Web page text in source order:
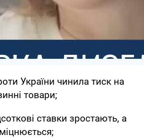
України чинила тиск на
товари;
ставки зростають, а